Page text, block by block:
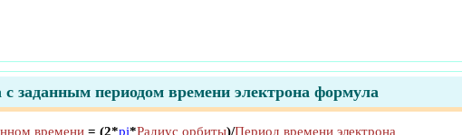
с заданным периодом времени электрона формула
времени= (2*pi*Радиус орбиты)/Период времени электрона